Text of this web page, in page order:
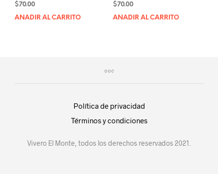
$70.00
AÑADIR AL CARRITO
$70.00
AÑADIR AL CARRITO
Política de privacidad
Términos y condiciones
Vivero El Monte, todos los derechos reservados 2021.